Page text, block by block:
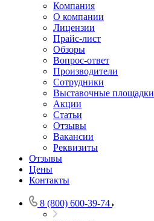
Компания
О компании
Лицензии
Прайс-лист
Обзоры
Вопрос-ответ
Производители
Сотрудники
Выставочные площадки
Акции
Статьи
Отзывы
Вакансии
Реквизиты
Отзывы
Цены
Контакты
8 (800) 600-39-74